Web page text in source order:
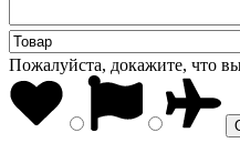
Пожалуйста, докажите, что